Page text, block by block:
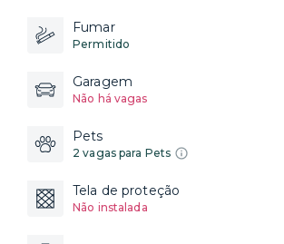
Fumar
Permitido
Garagem
Não há vagas
Pets
2 vagas para Pets
Tela de proteção
Não instalada